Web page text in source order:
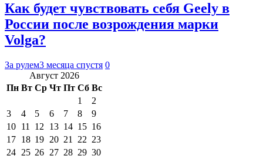
Как будет чувствовать себя Geely в
России после возрождения марки
Volga?
За рулем3 месяца спустя 0
Август 2026
Пн Вт Ср Чт Пт Сб Вс
1
2
3
4 5 6 7 8
9
10 11 12 13 14 15 16
17 18 19 20 21 22 23
24 25 26 27 28 29 30